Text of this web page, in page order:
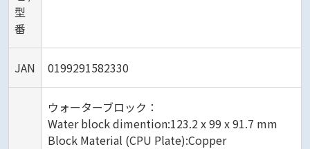
型
番
JAN 0199291582330
ウォーターブロック：
Water block dimention:123.2 x 99 x 91.7 mm
Block Material (CPU Plate):Copper